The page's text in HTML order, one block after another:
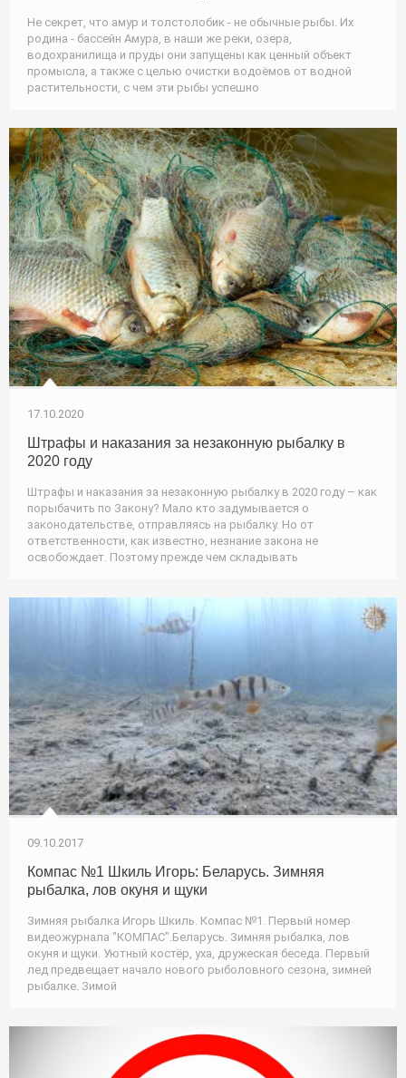
Не секрет, что амур и толстолобик - не обычные рыбы. Их
родина - бассейн Амура, в наши же реки, озера,
водохранилища и пруды они запущены как ценный объект
промысла, а также с целью очистки водоёмов от водной
растительности, с чем эти рыбы успешно
17.10.2020
Штрафы и наказания за незаконную рыбалку в
2020 году
Штрафы и наказания за незаконную рыбалку в 2020 году – как
порыбачить по Закону? Мало кто задумывается о
законодательстве, отправляясь на рыбалку. Но от
ответственности, как известно, незнание закона не
освобождает. Поэтому прежде чем складывать
09.10.2017
Компас №1 Шкиль Игорь: Беларусь. Зимняя
рыбалка, лов окуня и щуки
Зимняя рыбалка Игорь Шкиль. Компас №1. Первый номер
видеожурнала "КОМПАС".Беларусь. Зимняя рыбалка, лов
окуня и щуки. Уютный костёр, уха, дружеская беседа. Первый
лед предвещает начало нового рыболовного сезона, зимней
рыбалке. Зимой